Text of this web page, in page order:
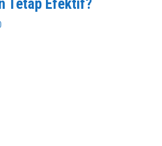
Tetap Efektif?